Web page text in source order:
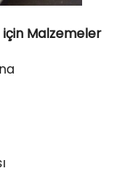
için Malzemeler